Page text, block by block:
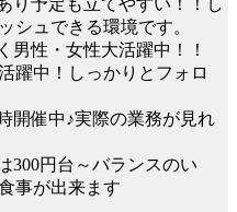
り予定も立てやすい！！し
シュできる環境です。
男性・女性大活躍中！！
躍中！しっかりとフォロ
開催中♪実際の業務が見れ
300円台～バランスのい
事が出来ます